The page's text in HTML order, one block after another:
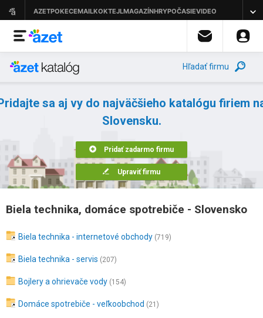
Hľadať firmu
sa aj vy do najväčšieho katalógu firiem
Slovensku.
Pridať zadarmo firmu
Upraviť firmu
Biela technika, domáce spotrebiče - Slovensko
Biela technika - internetové obchody (719)
Biela technika - servis (207)
Bojlery a ohrievače vody (154)
Domáce spotrebiče - veľkoobchod (21)